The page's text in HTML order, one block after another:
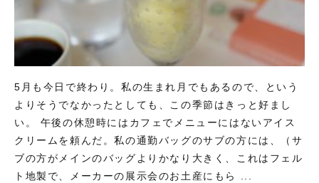
5月も今日で終わり。私の生まれ月でもあるので、という
よりそうでなかったとしても、この季節はきっと好まし
い。 午後の休憩時にはカフェでメニューにはないアイス
クリームを頼んだ。私の通勤バッグのサブの方には、（サ
ブの方がメインのバッグよりかなり大きく、これはフェル
ト地製で、メーカーの展示会のお土産にもら ...